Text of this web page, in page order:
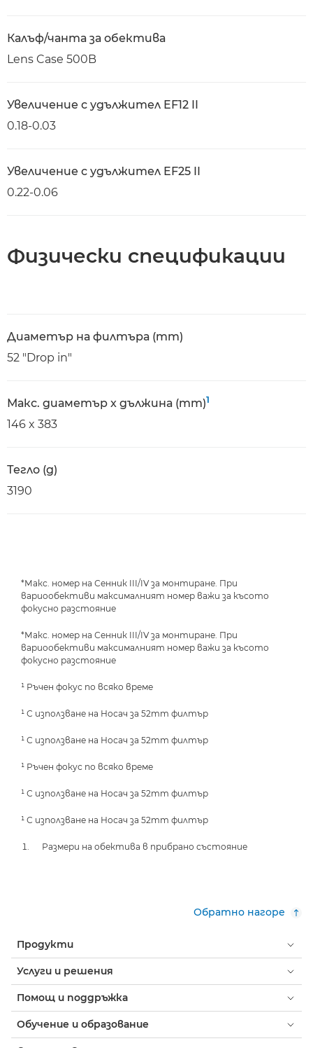
Калъф/чанта за обектива
Lens Case 500B
Увеличение с удължител EF12 II
0.18-0.03
Увеличение с удължител EF25 II
0.22-0.06
Физически спецификации
Диаметър на филтъра (mm)
52 "Drop in"
Макс. диаметър x дължина (mm)1
146 x 383
Тегло (g)
3190
*Макс. номер на Сенник III/IV за монтиране. При
вариообективи максималният номер важи за късото
фокусно разстояние
*Макс. номер на Сенник III/IV за монтиране. При
вариообективи максималният номер важи за късото
фокусно разстояние
¹ Ръчен фокус по всяко време
¹ С използване на Носач за 52mm филтър
¹ С използване на Носач за 52mm филтър
¹ Ръчен фокус по всяко време
¹ С използване на Носач за 52mm филтър
¹ С използване на Носач за 52mm филтър
Размери на обектива в прибрано състояние
Обратно нагоре
Продукти
Услуги и решения
Помощ и поддръжка
Обучение и образование